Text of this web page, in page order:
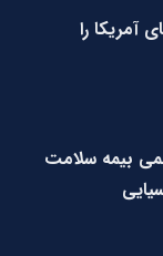
آمریکا را
بیمه سلامت